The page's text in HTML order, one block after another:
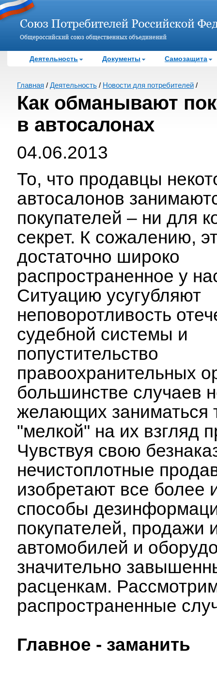
Деятельность Документы Самозащита
Главная / Деятельность / Новости для потребителей /
Как обманывают
в автосалонах
04.06.2013
То, что продавцы
автосалонов
покупателей – ни для
секрет. К сожалению,
достаточно широко
распространенное у
Ситуацию усугубляют
неповоротливость
судебной системы и
попустительство
правоохранительных
большинстве случаев
желающих заниматься
"мелкой" на их взгляд
Чувствуя свою
нечистоплотные
изобретают все более
способы
покупателей, продажи
автомобилей и
значительно
расценкам.
распространенные
Главное - заманить